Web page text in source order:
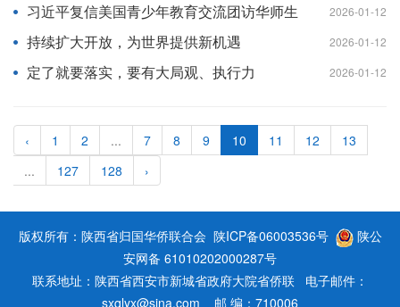
习近平复信美国青少年教育交流团访华师生 2026-01-12
持续扩大开放，为世界提供新机遇 2026-01-12
定了就要落实，要有大局观、执行力 2026-01-12
‹ 1 2 ... 7 8 9 10 11 12
13
...
127 128 ›
版权所有：陕西省归国华侨联合会 陕ICP备06003536号
陕公
安网备 61010202000287号
联系地址：陕西省西安市新城省政府大院省侨联 电子邮件：
sxqlyx@sina.com 邮 编：710006